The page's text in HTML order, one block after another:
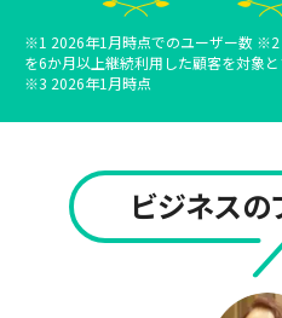
※1 2026年1月時点でのユーザー数 ※2
を6か月以上継続利用した顧客を対象
※3 2026年1月時点
ビジネス